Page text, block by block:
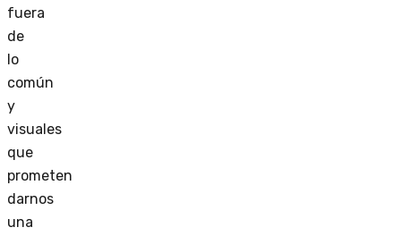
fuera
de
lo
común
y
visuales
que
prometen
darnos
una